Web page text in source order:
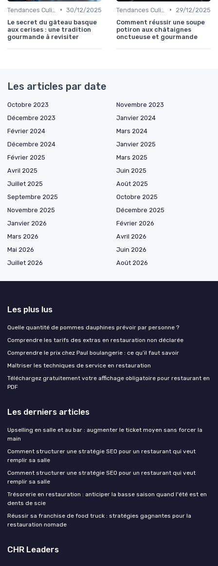
• 30/12/2025
Le secret du gâteau basque
aux cerises : une tradition
gourmande à revisiter
•
29/12/2025
Comment réussir une soupe
potiron aux châtaignes
onctueuse et gourmande
Les articles par date
Octobre 2023
Novembre 2023
Décembre 2023
Janvier 2024
Février 2024
Mars 2024
Décembre 2024
Janvier 2025
Février 2025
Mars 2025
Avril 2025
Juin 2025
Juillet 2025
Août 2025
Septembre 2025
Octobre 2025
Novembre 2025
Décembre 2025
Janvier 2026
Février 2026
Mars 2026
Avril 2026
Mai 2026
Juin 2026
Juillet 2026
Août 2026
Les plus lus
Quelle quantité de pommes dauphines prévoir par personne ?
Comprendre les tarifs des extras en restauration non déclarée
Comprendre le prix chez Paul boulangerie : ce qu’il faut savoir
Maîtriser les techniques de service en restauration
Téléchargez gratuitement votre affichage obligatoire pour restaurant en
PDF
Les derniers articles
Upselling en salle et au bar : augmenter le ticket moyen sans forcer la
main
Comment structurer une stratégie SEO pour un restaurant qui veut
remplir sa salle
Comment structurer une stratégie SEO pour un restaurant qui veut
remplir sa salle
Trésorerie en restauration : anticiper la basse saison quand l'été est en
dents de scie
Réussir sa franchise de food truck : stratégies gagnantes pour la
restauration nomade
CHR Leaders